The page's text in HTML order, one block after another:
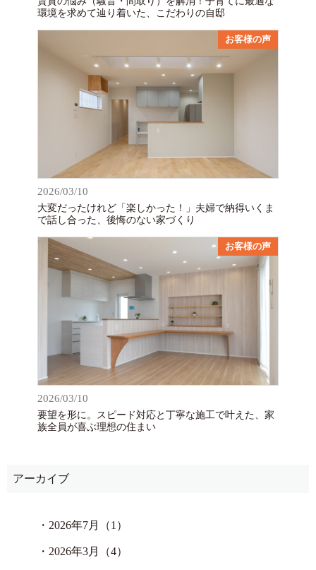
環境を求めて辿り着いた、こだわりの自邸
お客様の声
2026/03/10
大変だったけれど「楽しかった！」夫婦で納得いくま
で話し合った、後悔のない家づくり
お客様の声
2026/03/10
要望を形に。スピード対応と丁寧な施工で叶えた、家
族全員が喜ぶ理想の住まい
アーカイブ
・ 2026年7月（1）
・ 2026年3月（4）